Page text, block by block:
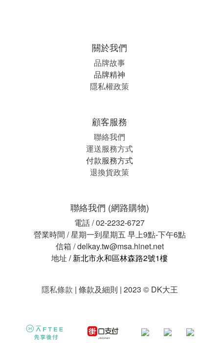
關於我們
品牌故事
品牌精神
隱私權政策
顧客服務
聯絡我們
運送服務方式
付款服務方式
退換貨政策
聯絡我們 (網路購物)
電話 / 02-2232-6727
營業時間 / 星期一到星期五 早上9點-下午6點
信箱 / delkay.tw@msa.hinet.net
地址 / 新北市永和區林森路2號1樓
隱私條款 | 條款及細則 | 2023 © DK大王